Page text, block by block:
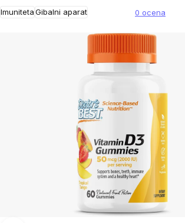
ImunitetaGibalni aparat 0 ocena